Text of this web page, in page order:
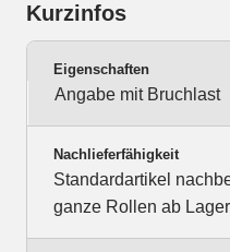
Kurzinfos
Eigenschaften
Angabe mit Bruchlast
Nachlieferfähigkeit
Standardartikel
ganze Rollen ab